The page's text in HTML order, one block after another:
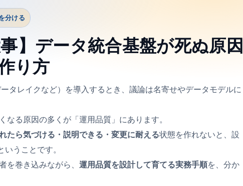
分ける
事】データ統合基盤が死ぬ原因
り方
タレイクなど）を導入するとき、議論は名寄せやデータモデルに
なる原因の多くが「運用品質」にあります。
たら気づける・説明できる・変更に耐える状態を作れないと、設
うことです。
を巻き込みながら、 運用品質を設計して育てる実務手順を、分か